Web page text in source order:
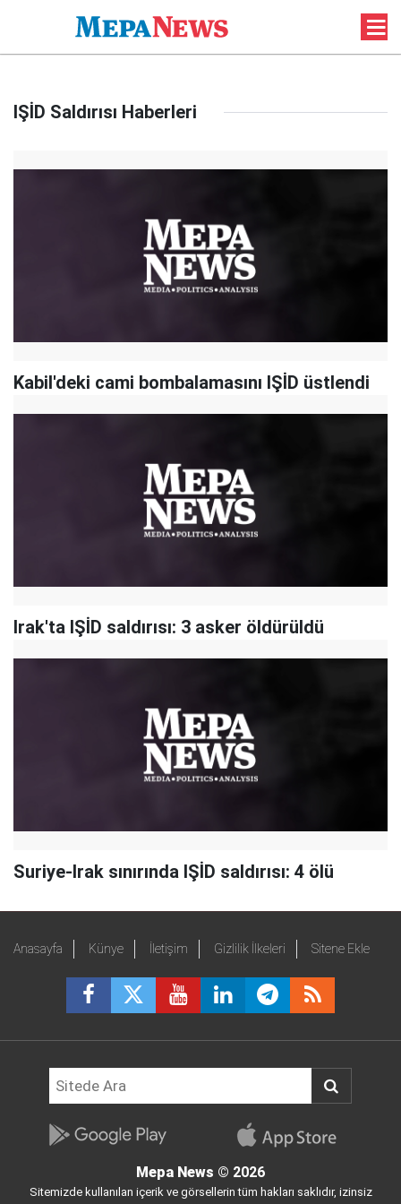
IŞİD Saldırısı Haberleri
Kabil'deki cami bombalamasını IŞİD üstlendi
Irak'ta IŞİD saldırısı: 3 asker öldürüldü
Suriye-Irak sınırında IŞİD saldırısı: 4 ölü
Anasayfa Künye İletişim Gizlilik İlkeleri Sitene Ekle
Mepa News © 2026
Sitemizde kullanılan içerik ve görsellerin tüm hakları saklıdır, izinsiz